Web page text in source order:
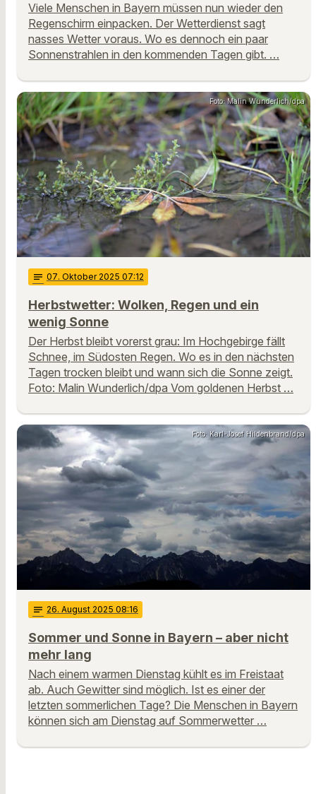
Viele Menschen in Bayern müssen nun wieder den
Regenschirm einpacken. Der Wetterdienst sagt
nasses Wetter voraus. Wo es dennoch ein paar
Sonnenstrahlen in den kommenden Tagen gibt. …
Foto: Malin Wunderlich/dpa
notes 07. Oktober 2025 07:12
Herbstwetter: Wolken, Regen und ein
wenig Sonne
Der Herbst bleibt vorerst grau: Im Hochgebirge fällt
Schnee, im Südosten Regen. Wo es in den nächsten
Tagen trocken bleibt und wann sich die Sonne zeigt.
Foto: Malin Wunderlich/dpa Vom goldenen Herbst …
Foto: Karl-Josef Hildenbrand/dpa
notes 26. August 2025 08:16
Sommer und Sonne in Bayern – aber nicht
mehr lang
Nach einem warmen Dienstag kühlt es im Freistaat
ab. Auch Gewitter sind möglich. Ist es einer der
letzten sommerlichen Tage? Die Menschen in Bayern
können sich am Dienstag auf Sommerwetter …